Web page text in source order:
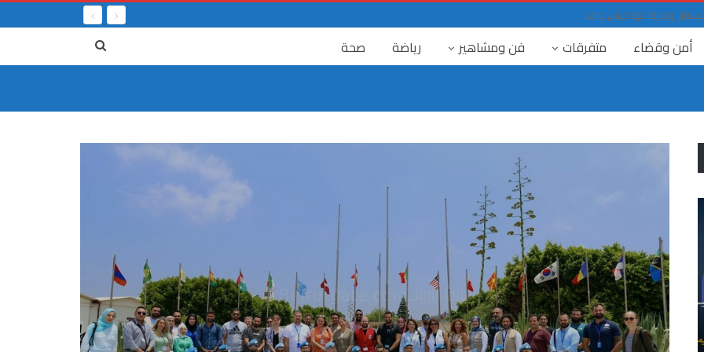
مستقل ودولة لها جيش واحد
أمن وقضاء متفرقات فن ومشاهير رياضة صحة
٤ آب
جريمة الرابع من آب : الحقيقة و العدالة واجب ٤ آب